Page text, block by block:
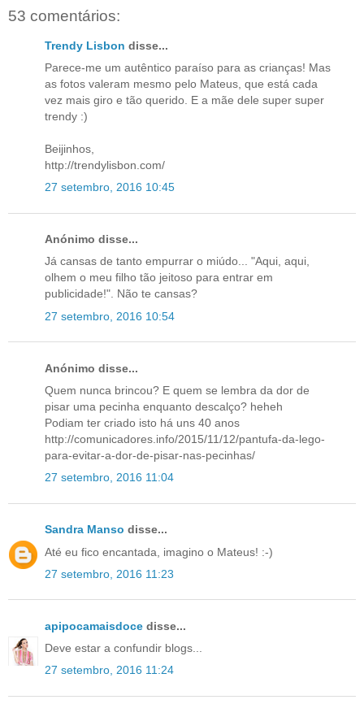
53 comentários:
Trendy Lisbon disse...
Parece-me um autêntico paraíso para as crianças! Mas
as fotos valeram mesmo pelo Mateus, que está cada
vez mais giro e tão querido. E a mãe dele super super
trendy :)
Beijinhos,
http://trendylisbon.com/
27 setembro, 2016 10:45
Anónimo disse...
Já cansas de tanto empurrar o miúdo... "Aqui, aqui,
olhem o meu filho tão jeitoso para entrar em
publicidade!". Não te cansas?
27 setembro, 2016 10:54
Anónimo disse...
Quem nunca brincou? E quem se lembra da dor de
pisar uma pecinha enquanto descalço? heheh
Podiam ter criado isto há uns 40 anos
http://comunicadores.info/2015/11/12/pantufa-da-lego-
para-evitar-a-dor-de-pisar-nas-pecinhas/
27 setembro, 2016 11:04
Sandra Manso disse...
Até eu fico encantada, imagino o Mateus! :-)
27 setembro, 2016 11:23
apipocamaisdoce disse...
Deve estar a confundir blogs...
27 setembro, 2016 11:24